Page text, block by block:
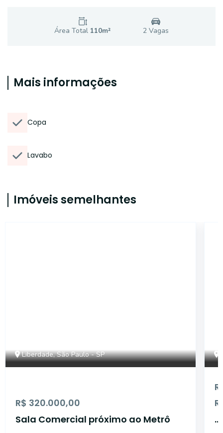
Área Total 110m² 2 Vagas
Mais informações
Copa
Lavabo
Imóveis semelhantes
Liberdade, São Paulo - SP
R$ 320.000,00
Sala Comercial próximo ao Metrô
...